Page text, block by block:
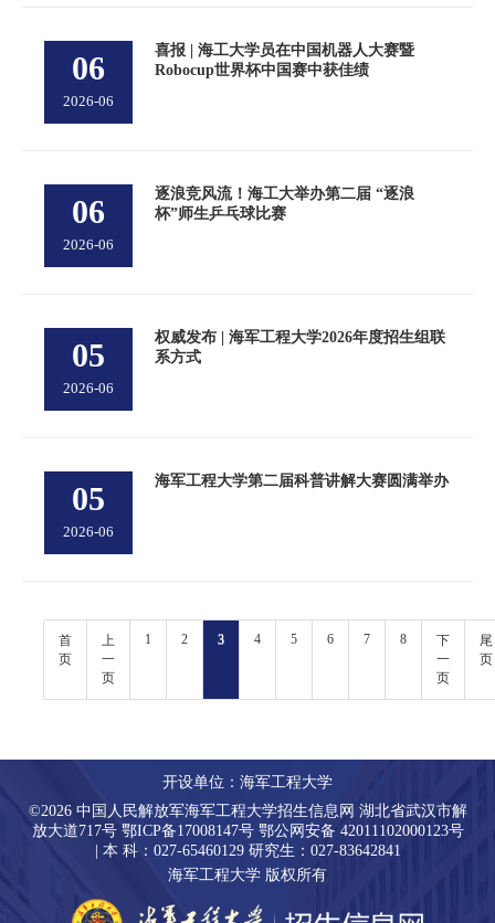
06
2026-06
喜报 | 海工大学员在中国机器人大赛暨
Robocup世界杯中国赛中获佳绩
06
2026-06
逐浪竞风流！海工大举办第二届 “逐浪
杯”师生乒乓球比赛
05
2026-06
权威发布 | 海军工程大学2026年度招生组联
系方式
05
2026-06
海军工程大学第二届科普讲解大赛圆满举办
首
页
上
一
页
1 2 3 4 5 6 7 8
下
一
页
尾
页
开设单位：海军工程大学
©2026 中国人民解放军海军工程大学招生信息网 湖北省武汉市解
放大道717号 鄂ICP备17008147号 鄂公网安备 42011102000123号
| 本 科：027-65460129 研究生：027-83642841
海军工程大学 版权所有